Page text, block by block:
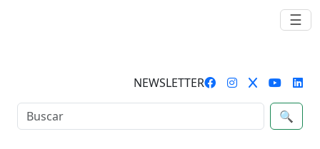
☰
NEWSLETTER
🔍